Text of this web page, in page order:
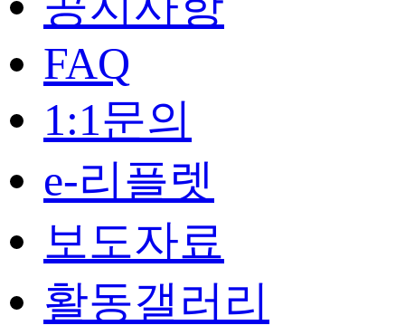
FAQ
1:1문의
e-리플렛
보도자료
활동갤러리